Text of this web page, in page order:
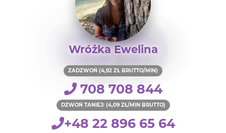
Wróżka Ewelina
ZADZWOŃ (4,92 ZŁ BRUTTO/MIN)
708 708 844
DZWOŃ TANIEJ: (4,09 ZŁ/MIN BRUTTO)
+48 22 896 65 64